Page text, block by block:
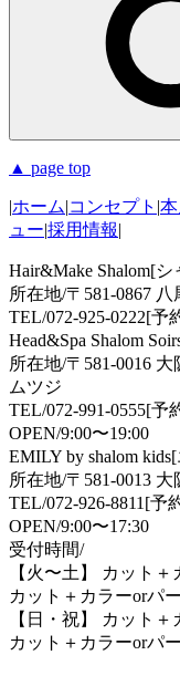
▲ page top
|ホーム|コンセプト |
ュー|採用情報|
Hair&Make Shalom[
所在地/〒581-0867
TEL/072-925-0222[予
Head&Spa Shalom
所在地/〒581-0016
ムツジ
TEL/072-991-0555[予
OPEN/9:00〜19:00
EMILY by shalom
所在地/〒581-0013
TEL/072-926-8811[予
OPEN/9:00〜17:30
受付時間/
【火〜土】 カット
カット＋カラーorパ
【日・祝】 カット
カット＋カラーorパ